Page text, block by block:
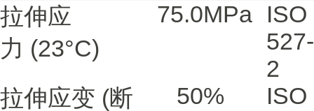
拉伸应
力 (23°C)
75.0MPa
ISO
527-
2
拉伸应变 (断
50%
ISO